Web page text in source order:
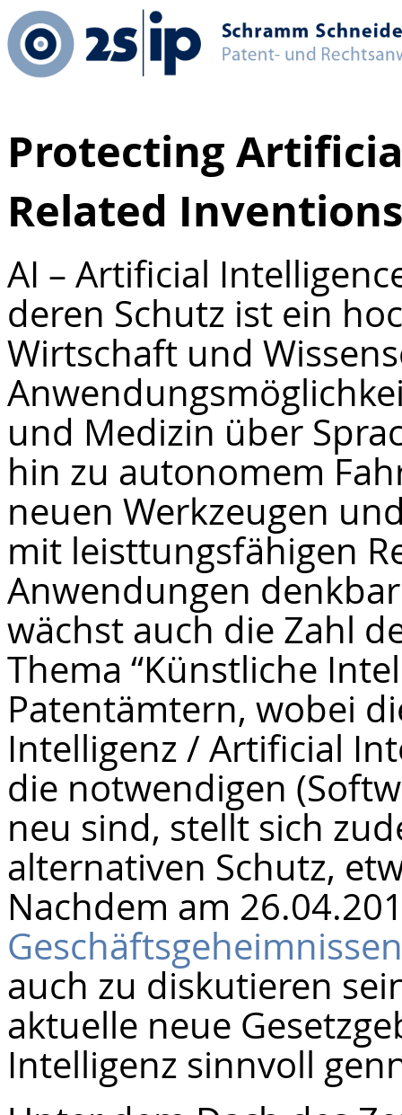
Protecting
Related Inventions
AI – Artificial
deren Schutz ist ein
Wirtschaft und
und Medizin über
hin zu autonomem
neuen Werkzeugen
mit leisttungsfähigen
Anwendungen
wächst auch die Zahl
Thema “Künstliche
Patentämtern, wobei
Intelligenz / Artificial
die notwendigen
neu sind, stellt sich
alternativen Schutz,
Nachdem am
Geschäftsgeheimnissen
auch zu diskutieren
aktuelle neue
Intelligenz sinnvoll